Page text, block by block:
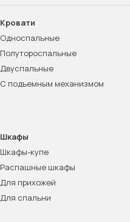
Кровати
Односпальные
Полутороспальные
Двуспальные
С подъемным механизмом
Шкафы
Шкафы-купе
Распашные шкафы
Для прихожей
Для спальни